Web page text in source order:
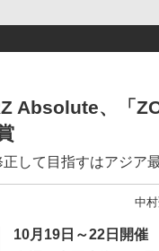
Absolute、「
して目指すはアジア
中
10月19日～22日開催